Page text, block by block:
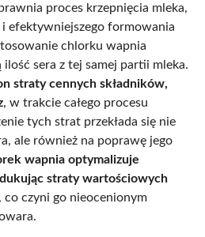
proces krzepnięcia mleka,
i efektywniejszego formowania
chlorku wapnia
ilość sera z tej samej partii mleka.
straty cennych składników,
, w trakcie całego procesu
tych strat przekłada się nie
ale również na poprawę jego
wapnia optymalizuje
straty wartościowych
, co czyni go nieocenionym